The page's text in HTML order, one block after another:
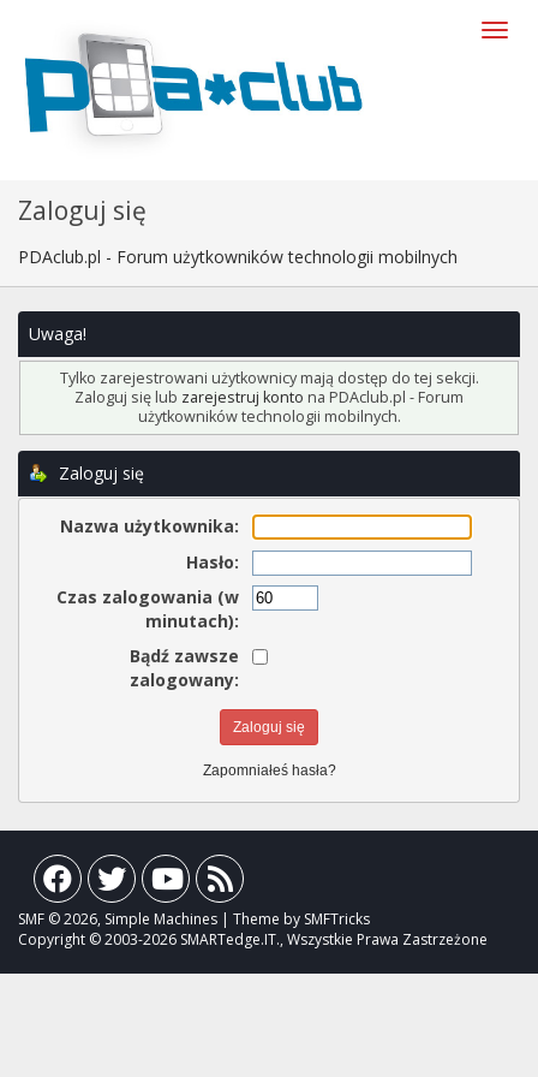
Zaloguj się
PDAclub.pl - Forum użytkowników technologii mobilnych
Uwaga!
Tylko zarejestrowani użytkownicy mają dostęp do tej sekcji.
Zaloguj się lub zarejestruj konto na PDAclub.pl - Forum
użytkowników technologii mobilnych.
Zaloguj się
Nazwa użytkownika:
Hasło:
Czas zalogowania (w
minutach):
Bądź zawsze
zalogowany:
Zapomniałeś hasła?
SMF © 2026, Simple Machines | Theme by SMFTricks
Copyright © 2003-2026 SMARTedge.IT., Wszystkie Prawa Zastrzeżone